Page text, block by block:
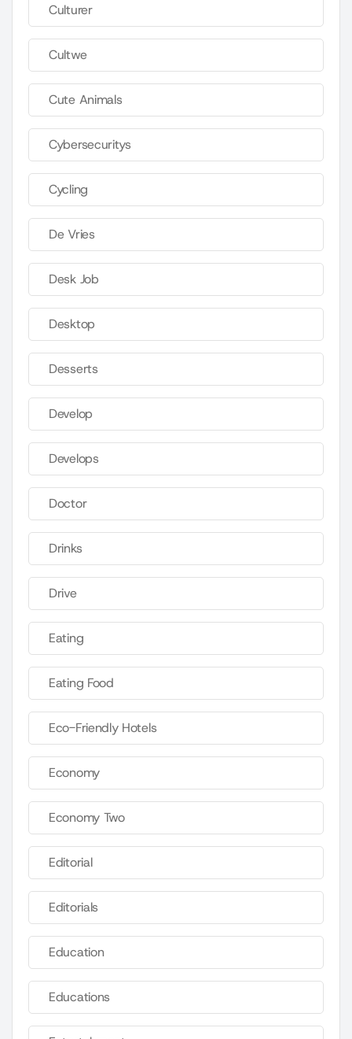
Culturer
Cultwe
Cute Animals
Cybersecuritys
Cycling
De Vries
Desk Job
Desktop
Desserts
Develop
Develops
Doctor
Drinks
Drive
Eating
Eating Food
Eco-Friendly Hotels
Economy
Economy Two
Editorial
Editorials
Education
Educations